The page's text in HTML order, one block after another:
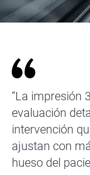
“La impresión
evaluación
intervención
ajustan con
hueso del